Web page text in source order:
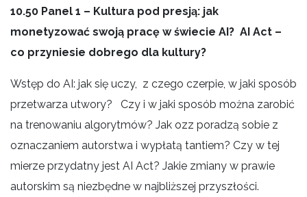
10.50 Panel 1 – Kultura pod presją: jak
monetyzować swoją pracę w świecie AI? AI Act –
co przyniesie dobrego dla kultury?
Wstęp do AI: jak się uczy, z czego czerpie, w jaki sposób
przetwarza utwory? Czy i w jaki sposób można zarobić
na trenowaniu algorytmów? Jak ozz poradzą sobie z
oznaczaniem autorstwa i wypłatą tantiem? Czy w tej
mierze przydatny jest AI Act? Jakie zmiany w prawie
autorskim są niezbędne w najbliższej przyszłości.